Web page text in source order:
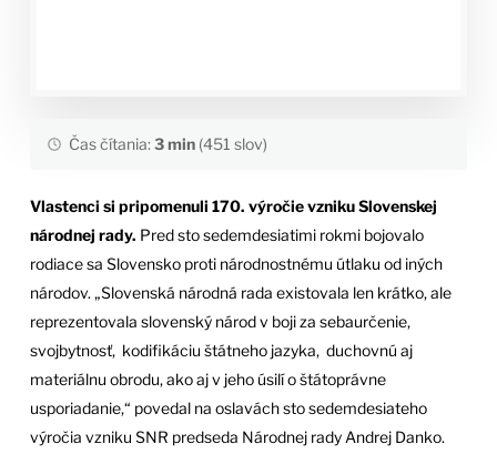
Čas čítania:3 min(451 slov)
Vlastenci si pripomenuli 170. výročie vzniku Slovenskej
národnej rady. Pred sto sedemdesiatimi rokmi bojovalo
rodiace sa Slovensko proti národnostnému útlaku od iných
národov. „Slovenská národná rada existovala len krátko, ale
reprezentovala slovenský národ v boji za sebaurčenie,
svojbytnosť, kodifikáciu štátneho jazyka, duchovnú aj
materiálnu obrodu, ako aj v jeho úsilí o štátoprávne
usporiadanie,“ povedal na oslavách sto sedemdesiateho
výročia vzniku SNR predseda Národnej rady Andrej Danko.